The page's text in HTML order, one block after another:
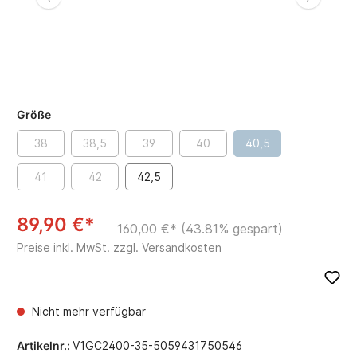
89,90 €* 160,00 €* (43.81% gespart)
Preise inkl. MwSt. zzgl. Versandkosten
Nicht mehr verfügbar
Größe
38 38,5 39 40 40,5
41 42 42,5
Artikelnr.: V1GC2400-35-5059431750546